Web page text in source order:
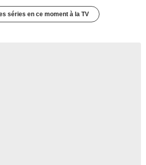
séries en ce moment à la TV